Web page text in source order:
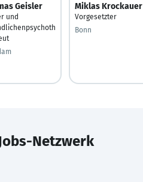
Geisler
und
Miklas Krockauer
Vorgesetzter
Bonn
Netzwerk